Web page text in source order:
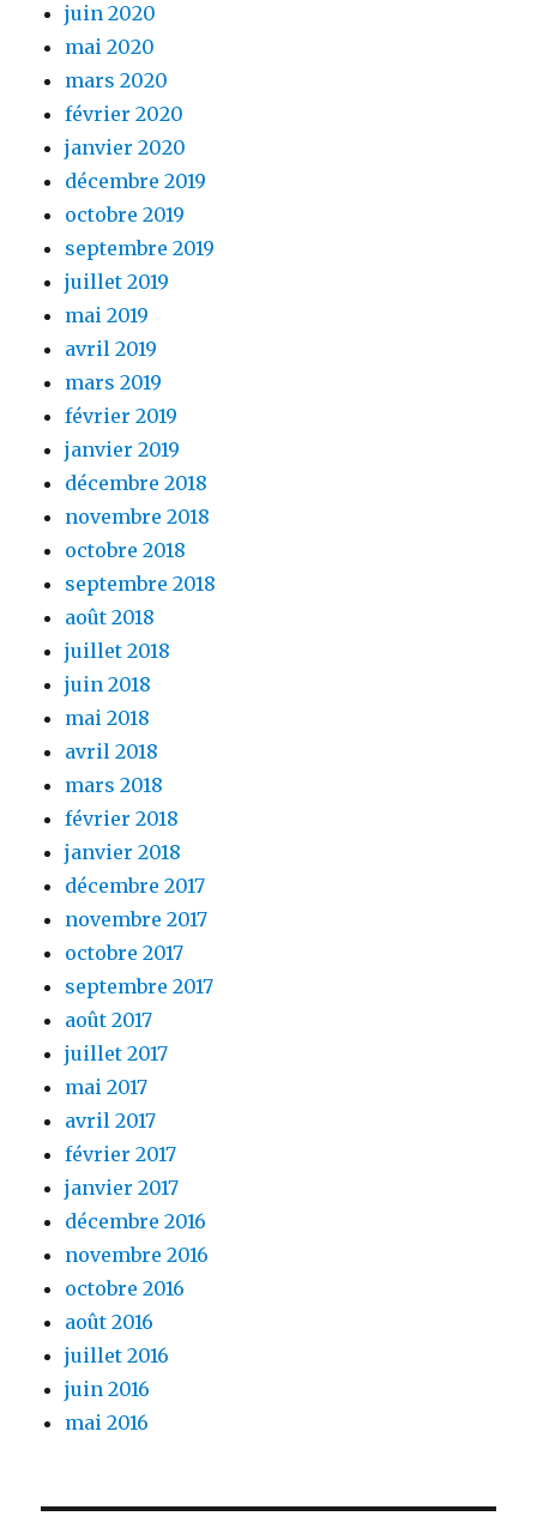
juin 2020
mai 2020
mars 2020
février 2020
janvier 2020
décembre 2019
octobre 2019
septembre 2019
juillet 2019
mai 2019
avril 2019
mars 2019
février 2019
janvier 2019
décembre 2018
novembre 2018
octobre 2018
septembre 2018
août 2018
juillet 2018
juin 2018
mai 2018
avril 2018
mars 2018
février 2018
janvier 2018
décembre 2017
novembre 2017
octobre 2017
septembre 2017
août 2017
juillet 2017
mai 2017
avril 2017
février 2017
janvier 2017
décembre 2016
novembre 2016
octobre 2016
août 2016
juillet 2016
juin 2016
mai 2016